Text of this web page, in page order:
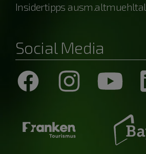
Insidertipps ausm.altmuehltal
Social Media